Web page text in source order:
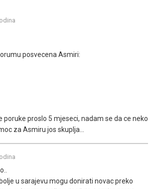
posvecena Asmiri:
poruke proslo 5 mjeseci, nadam se da ce neko
za Asmiru jos skuplja...
bolje u sarajevu mogu donirati novac preko